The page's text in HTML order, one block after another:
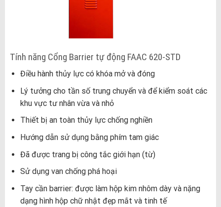
Tính năng Cổng Barrier tự động FAAC 620-STD
Điều hành thủy lực có khóa mở và đóng
Lý tưởng cho tần số trung chuyển và để kiểm soát các
khu vực tư nhân vừa và nhỏ
Thiết bị an toàn thủy lực chống nghiền
Hướng dẫn sử dụng bằng phím tam giác
Đã được trang bị công tắc giới hạn (từ)
Sử dụng van chống phá hoại
Tay cần barrier: được làm hộp kim nhôm dày và nặng
dạng hình hộp chữ nhật đẹp mắt và tinh tế